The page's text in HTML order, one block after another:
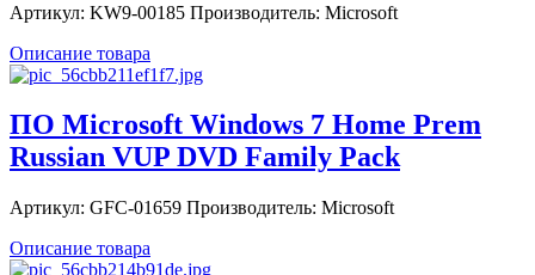
Артикул: KW9-00185 Производитель: Microsoft
Описание товара
ПО Microsoft Windows 7 Home Prem
Russian VUP DVD Family Pack
Артикул: GFC-01659 Производитель: Microsoft
Описание товара